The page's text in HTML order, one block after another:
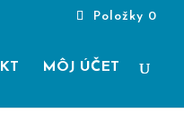
Položky 0
MÔJ ÚČET